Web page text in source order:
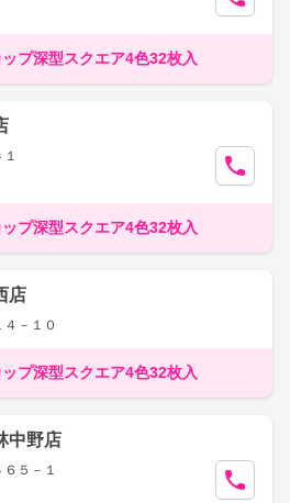
プ深型スクエア4色32枚入
プ深型スクエア4色32枚入
店
－１０
プ深型スクエア4色32枚入
中野店
５－１